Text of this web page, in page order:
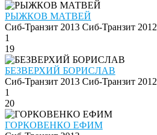
РЫЖКОВ МАТВЕЙ
Сиб-Транзит 2013 Сиб-Транзит 2012
1
19
БЕЗВЕРХИЙ БОРИСЛАВ
Сиб-Транзит 2013 Сиб-Транзит 2012
1
20
ГОРКОВЕНКО ЕФИМ